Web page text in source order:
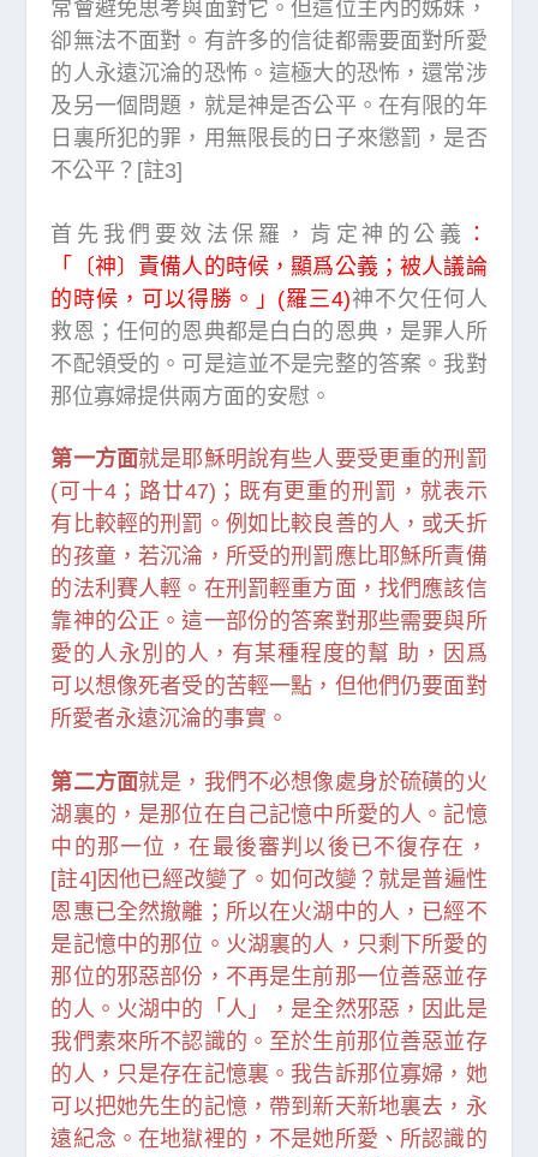
常會避免思考與面對它。但這位主內的姊妹，
卻無法不面對。有許多的信徒都需要面對所愛
的人永遠沉淪的恐怖。這極大的恐怖，還常涉
及另一個問題，就是神是否公平。在有限的年
日裏所犯的罪，用無限長的日子來懲罰，是否
不公平？[註3]
首先我們要效法保羅，肯定神的公義 ：
「〔神〕責備人的時候，顯爲公義；被人議論
的時候，可以得勝。」(羅三4)神不欠任何人
救恩；任何的恩典都是白白的恩典，是罪人所
不配領受的。可是這並不是完整的答案。我對
那位寡婦提供兩方面的安慰。
第一方面就是耶穌明說有些人要受更重的刑罰
(可十4；路廿47)；既有更重的刑罰，就表示
有比較輕的刑罰。例如比較良善的人，或夭折
的孩童，若沉淪，所受的刑罰應比耶穌所責備
的法利賽人輕。在刑罰輕重方面，找們應該信
靠神的公正。這一部份的答案對那些需要與所
愛的人永別的人，有某種程度的幫 助，因爲
可以想像死者受的苦輕一點，但他們仍要面對
所愛者永遠沉淪的事實。
第二方面就是，我們不必想像處身於硫磺的火
湖裏的，是那位在自己記憶中所愛的人。記憶
中的那一位，在最後審判以後已不復存在，
[註4]因他已經改變了。如何改變？就是普遍性
恩惠已全然撤離；所以在火湖中的人，已經不
是記憶中的那位。火湖裏的人，只剩下所愛的
那位的邪惡部份，不再是生前那一位善惡並存
的人。火湖中的「人」，是全然邪惡，因此是
我們素來所不認識的。至於生前那位善惡並存
的人，只是存在記憶裏。我告訴那位寡婦，她
可以把她先生的記憶，帶到新天新地裏去，永
遠紀念。在地獄裡的，不是她所愛、所認識的